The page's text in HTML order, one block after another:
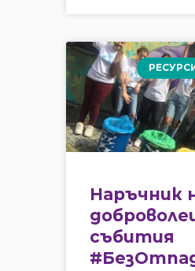
Наръчник
събития